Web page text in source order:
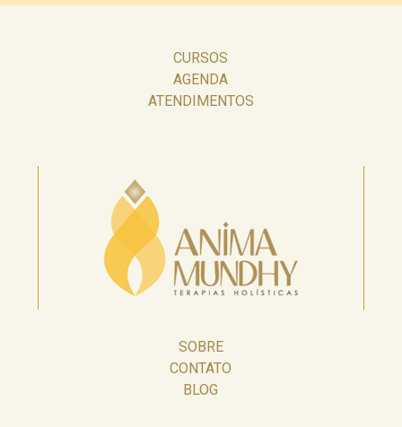
CURSOS
AGENDA
ATENDIMENTOS
SOBRE
CONTATO
BLOG